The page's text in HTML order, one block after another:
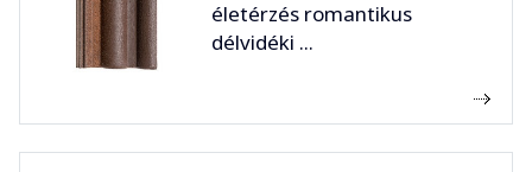
életérzés romantikus
délvidéki ...